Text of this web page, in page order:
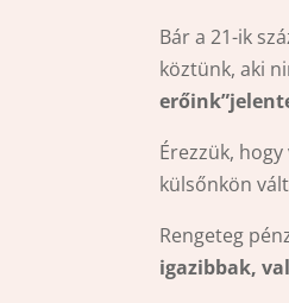
Bár a 21-ik
köztünk, aki
Érezzük,
külsőnkön
Rengeteg
igazibbak,